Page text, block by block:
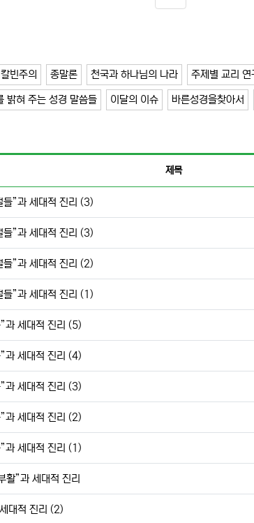
SNS 공유
칼빈주의 종말론 천국과 하나님의 나라 주제별 교리 연
밝혀 주는 성경 말씀들 이달의 이슈 바른성경을찾아서
제목
들”과 세대적 진리 (3)
들”과 세대적 진리 (3)
들”과 세대적 진리 (2)
들”과 세대적 진리 (1)
과 세대적 진리 (5)
과 세대적 진리 (4)
과 세대적 진리 (3)
과 세대적 진리 (2)
과 세대적 진리 (1)
활”과 세대적 진리
대적 진리 (2)